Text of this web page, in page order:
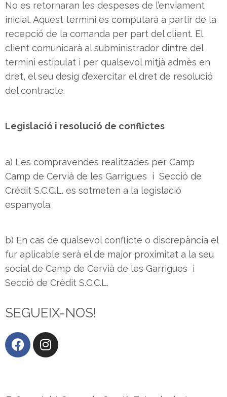
No es retornaran les despeses de l’enviament
inicial. Aquest termini es computarà a partir de la
recepció de la comanda per part del client. El
client comunicarà al subministrador dintre del
termini estipulat i per qualsevol mitjà admès en
dret, el seu desig d’exercitar el dret de resolució
del contracte.
Legislació i resolució de conflictes
a) Les compravendes realitzades per Camp
Camp de Cervià de les Garrigues i Secció de
Crèdit S.C.C.L. es sotmeten a la legislació
espanyola.
b) En cas de qualsevol conflicte o discrepància el
fur aplicable serà el de major proximitat a la seu
social de Camp de Cervià de les Garrigues i
Secció de Crèdit S.C.C.L.
SEGUEIX-NOS!